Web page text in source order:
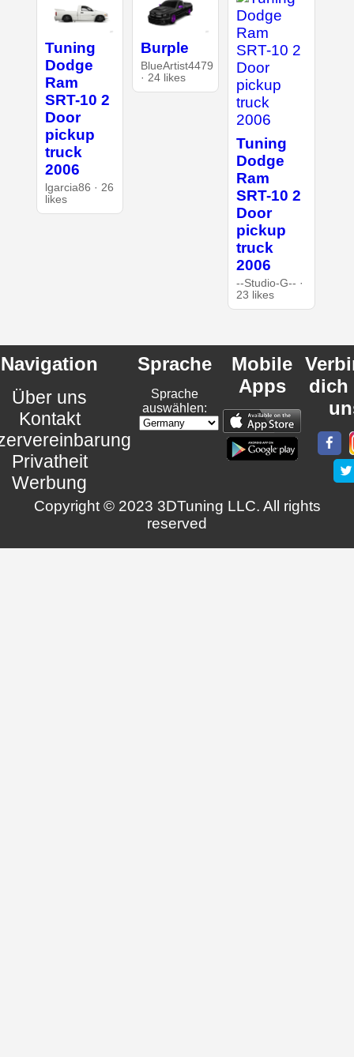
Tuning
Dodge
Ram
SRT-10 2
Door
pickup
truck
2006
lgarcia86 · 26
likes
Burple
BlueArtist4479
· 24 likes
Tuning
Dodge
Ram
SRT-10 2
Door
pickup
truck
2006
--Studio-G-- ·
23 likes
Navigation
Über uns
Kontakt
Privatheit
Werbung
Sprache
Sprache
auswählen:
Mobile
Apps
dich
Copyright © 2023 3DTuning LLC. All rights
reserved